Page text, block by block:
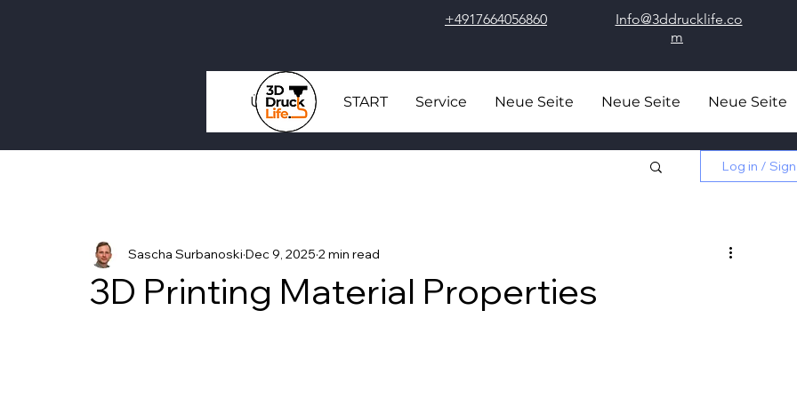
+4917664056860
Info@3ddrucklife.co
m
Über uns START Service Neue Seite Neue Seite Neue Seite
Log in /
3D Printing Material Properties
Sascha Surbanoski Dec 9, 2025 2 min read